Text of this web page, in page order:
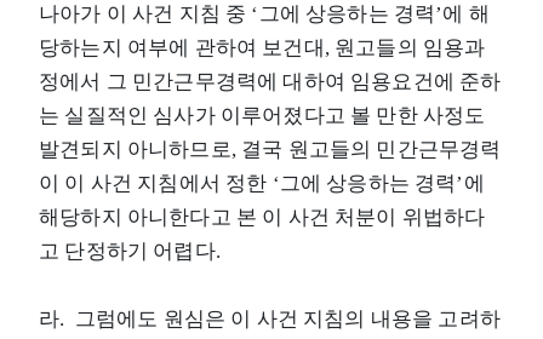
나아가 이 사건 지침 중 ‘그에 상응하는 경력’에 해
당하는지 여부에 관하여 보건대, 원고들의 임용과
정에서 그 민간근무경력에 대하여 임용요건에 준하
는 실질적인 심사가 이루어졌다고 볼 만한 사정도
발견되지 아니하므로, 결국 원고들의 민간근무경력
이 이 사건 지침에서 정한 ‘그에 상응하는 경력’에
해당하지 아니한다고 본 이 사건 처분이 위법하다
고 단정하기 어렵다.
라. 그럼에도 원심은 이 사건 지침의 내용을 고려하